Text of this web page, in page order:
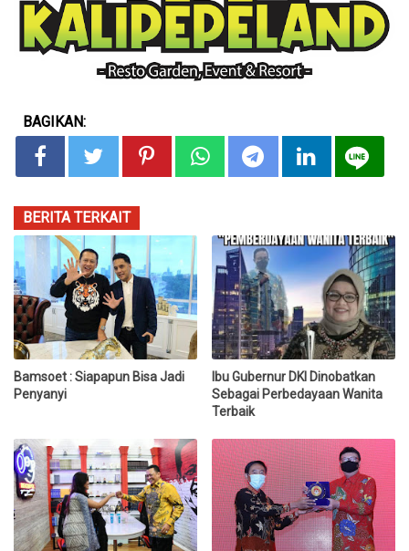
BAGIKAN:
BERITA TERKAIT
Bamsoet : Siapapun Bisa Jadi
Penyanyi
Ibu Gubernur DKI Dinobatkan
Sebagai Perbedayaan Wanita
Terbaik